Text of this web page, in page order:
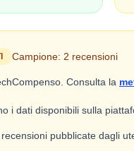
Campione: 2 recensioni
Consulta la
i dati disponibili sulla
pubblicate dagli